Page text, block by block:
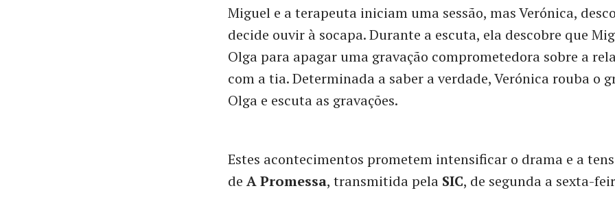
Miguel e a terapeuta iniciam uma sessão, mas Verónica,
decide ouvir à socapa. Durante a escuta, ela descobre que
Olga para apagar uma gravação comprometedora sobre a
com a tia. Determinada a saber a verdade, Verónica rouba o
Olga e escuta as gravações.
Estes acontecimentos prometem intensificar o drama e a
de A Promessa, transmitida pela SIC, de segunda a sexta-